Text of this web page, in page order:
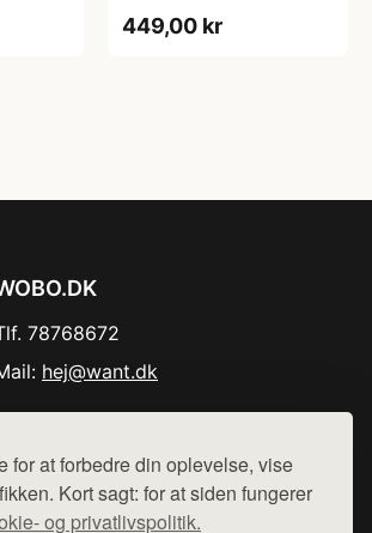
for at forbedre din oplevelse, vise
Kort sagt: for at siden fungerer
og privatlivspolitik.
449,00 kr
78768672
hej@want.dk